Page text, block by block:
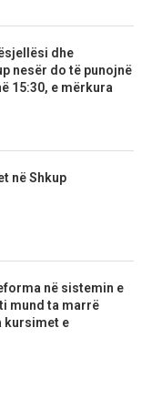
dhe
nesër do të punojnë
15:30, e mërkura
në Shkup
në sistemin e
mund ta marrë
kursimet e